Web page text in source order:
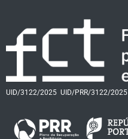
UID/3122/2025 UID/PRR/3122/2025